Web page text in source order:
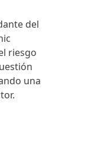
del
riesgo
una